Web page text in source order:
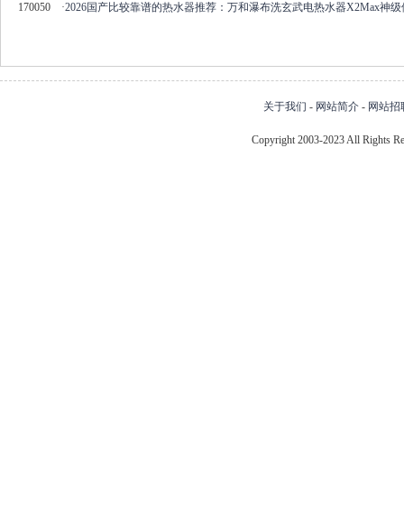
170050 ·2026国产比较靠谱的热水器推荐：万和瀑布洗玄武电热水器X2Max神级
关于我们 - 网站简介 - 网站招
Copyright 2003-2023 All Rights